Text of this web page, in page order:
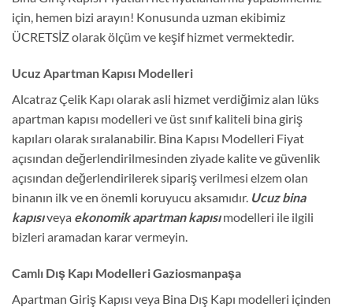
için, hemen bizi arayın! Konusunda uzman ekibimiz
ÜCRETSİZ olarak ölçüm ve keşif hizmet vermektedir.
Ucuz Apartman Kapısı Modelleri
Alcatraz Çelik Kapı olarak asli hizmet verdiğimiz alan lüks
apartman kapısı modelleri ve üst sınıf kaliteli bina giriş
kapıları olarak sıralanabilir. Bina Kapısı Modelleri Fiyat
açısından değerlendirilmesinden ziyade kalite ve güvenlik
açısından değerlendirilerek sipariş verilmesi elzem olan
binanın ilk ve en önemli koruyucu aksamıdır. Ucuz bina
kapısıveya ekonomik apartman kapısımodelleri ile ilgili
bizleri aramadan karar vermeyin.
Camlı Dış Kapı Modelleri Gaziosmanpaşa
Apartman Giriş Kapısı veya Bina Dış Kapı modelleri içinden